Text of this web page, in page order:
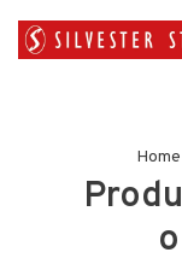
Home